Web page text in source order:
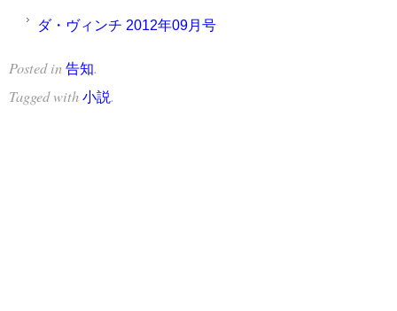
ダ・ヴィンチ 2012年09月号
Posted in 告知.
Tagged with 小説.